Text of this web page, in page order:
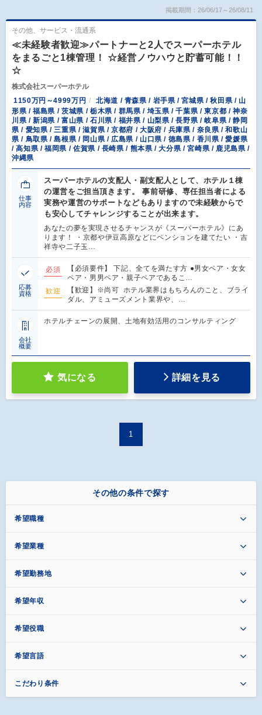
掲載期間：26/06/17～26/08/11
その他、サービス・流通系
≪未経験者歓迎≫パートナーと2人でスーパーホテル
をまるごと1棟管理！ ☆経営ノウハウと貯蓄可能！！
☆
株式会社スーパーホテル
1150万円～4999万円
北海道 / 青森県 / 岩手県 / 宮城県 / 秋田県 / 山
形県 / 福島県 / 茨城県 / 栃木県 / 群馬県 / 埼玉県 / 千葉県 / 東京都 / 神奈
川県 / 新潟県 / 富山県 / 石川県 / 福井県 / 山梨県 / 長野県 / 岐阜県 / 静岡
県 / 愛知県 / 三重県 / 滋賀県 / 京都府 / 大阪府 / 兵庫県 / 奈良県 / 和歌山
県 / 鳥取県 / 島根県 / 岡山県 / 広島県 / 山口県 / 徳島県 / 香川県 / 愛媛県
/ 高知県 / 福岡県 / 佐賀県 / 長崎県 / 熊本県 / 大分県 / 宮崎県 / 鹿児島県 /
沖縄県
仕事
内容
スーパーホテルの支配人・副支配人として、ホテル１棟
の運営をご担当頂きます。 事前研修、専任担当者による
実務や運営のサポートなどもありますので未経験からで
も安心してチャレンジすることが出来ます。
あなたの夢を実現させるチャンスが《スーパーホテル》にあ
ります！ ・京都や伊豆高原などにペンションを建てたい ・吉
祥寺や二子玉…
応募
資格
必須
【必須要件】 下記、全てを満たす方 ●男女ペア・女女
ペア・男男ペア・親子ペアであるこ…
歓迎
【歓迎】※尚可 ホテル業界はもちろんのこと、ブライ
ダル、アミューズメント業界や、…
会社
概要
ホテルチェーンの展開、土地有効活用のコンサルティング
気になる 詳細を見る
1
その他の条件で探す
希望職種
希望業種
希望勤務地
希望年収
希望役職
希望言語
こだわり条件